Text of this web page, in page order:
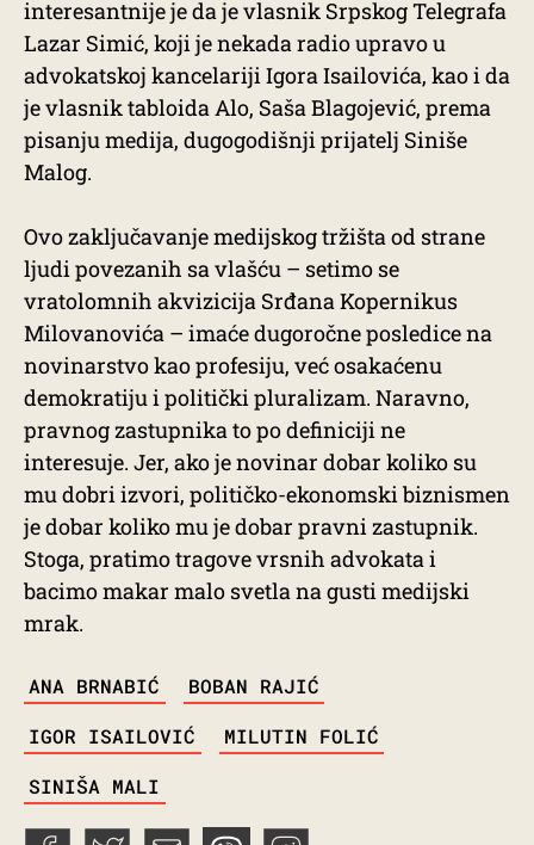
interesantnije je da je vlasnik Srpskog Telegrafa
Lazar Simić, koji je nekada radio upravo u
advokatskoj kancelariji Igora Isailovića, kao i da
je vlasnik tabloida Alo, Saša Blagojević, prema
pisanju medija, dugogodišnji prijatelj Siniše
Malog.
Ovo zaključavanje medijskog tržišta od strane
ljudi povezanih sa vlašću – setimo se
vratolomnih akvizicija Srđana Kopernikus
Milovanovića – imaće dugoročne posledice na
novinarstvo kao profesiju, već osakaćenu
demokratiju i politički pluralizam. Naravno,
pravnog zastupnika to po definiciji ne
interesuje. Jer, ako je novinar dobar koliko su
mu dobri izvori, političko-ekonomski biznismen
je dobar koliko mu je dobar pravni zastupnik.
Stoga, pratimo tragove vrsnih advokata i
bacimo makar malo svetla na gusti medijski
mrak.
ANA BRNABIĆ BOBAN RAJIĆ
IGOR ISAILOVIĆ MILUTIN FOLIĆ
SINIŠA MALI